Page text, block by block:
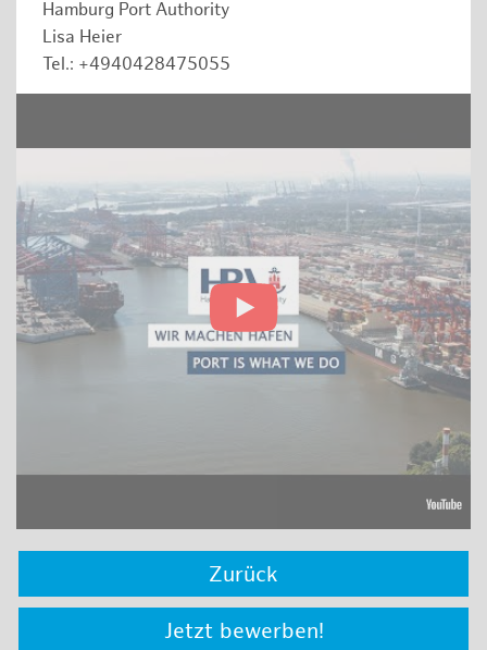
Hamburg Port Authority
Lisa Heier
Tel.: +4940428475055
Zurück
Jetzt bewerben!